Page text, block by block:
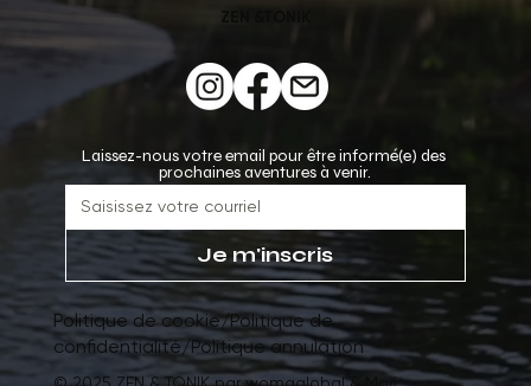
Laissez-nous votre email pour être informé(e) des
prochaines aventures à venir.
Je m'inscris
Politique de cookie/Politique de
confidentialité/Politique annulation